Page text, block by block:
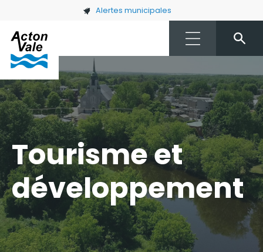
Skip to main content Alertes municipales
Tourisme et
développement